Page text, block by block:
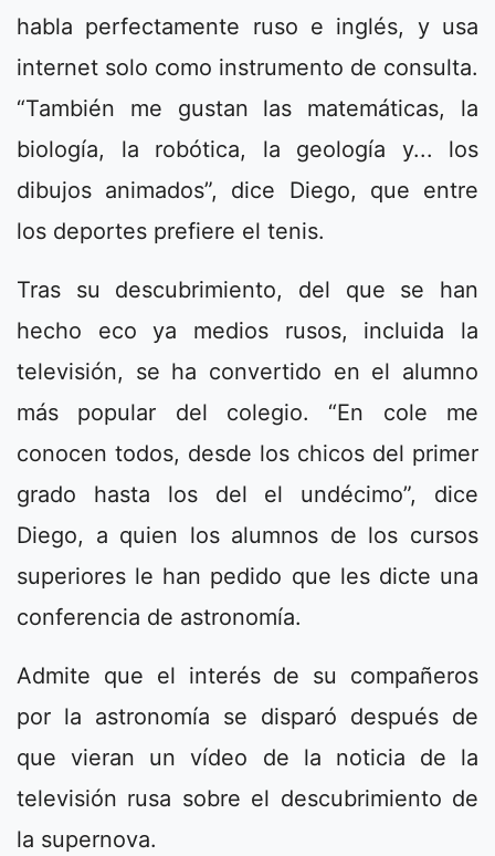
habla perfectamente ruso e inglés, y usa
internet solo como instrumento de consulta.
“También me gustan las matemáticas, la
biología, la robótica, la geología y... los
dibujos animados”, dice Diego, que entre
los deportes prefiere el tenis.
Tras su descubrimiento, del que se han
hecho eco ya medios rusos, incluida la
televisión, se ha convertido en el alumno
más popular del colegio. “En cole me
conocen todos, desde los chicos del primer
grado hasta los del el undécimo”, dice
Diego, a quien los alumnos de los cursos
superiores le han pedido que les dicte una
conferencia de astronomía.
Admite que el interés de su compañeros
por la astronomía se disparó después de
que vieran un vídeo de la noticia de la
televisión rusa sobre el descubrimiento de
la supernova.